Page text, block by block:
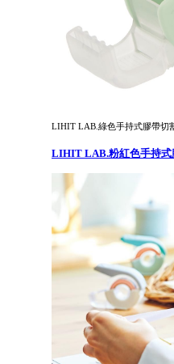
LIHIT LAB.綠色手持式膠帶切
LIHIT LAB.粉紅色手持式